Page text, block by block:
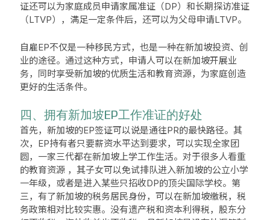
证还可以为家庭成员申请家属准证（‌DP）‌和长期探访准证
（‌LTVP）‌，‌满足一定条件后，‌还可以为父母申请LTVP。
自雇EP不仅是一种移民方式，‌也是一种在新加坡投资、‌创
业的途径。‌通过这种方式，‌申请人可以在新加坡开展业
务，‌同时享受新加坡的优质生活和教育资源，‌为家庭创造
更好的生活条件。
四、拥有新加坡EP工作准证的好处
首先，新加坡的EP签证可以说是通往PR的最快路径。其
次，EP持有者只要薪资水平达到要求，可以实现全家团
圆，一家三代都在新加坡上学工作生活。对于很多人看重
的教育资源 ，其子女可以免试排队进入新加坡的公立小学
一年级，或者是进入某些只招收DP的顶尖国际学校。第
三，有了新加坡的税务居民身份，可以在新加坡缴税，税
务政策相对比较实惠。没有遗产税和资本利得税，股东分